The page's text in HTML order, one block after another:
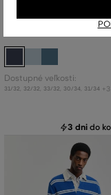
DŽÍNSY GANT REGULAR
Dostupné veľkosti:
31/32 32/32 33/32 30/34 31/34
3 dni do